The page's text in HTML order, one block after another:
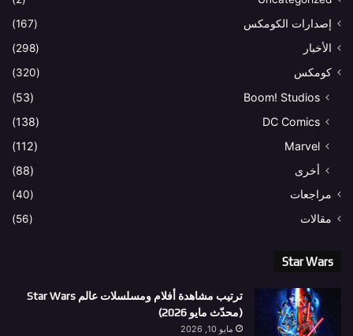
إصدارات الكومكس
(167)
الأخبار
(298)
كومكس
(320)
Boom! Studios
(53)
DC Comics
(138)
Marvel
(112)
أخرى
(88)
مراجعات
(40)
مقالات
(56)
Star Wars
ترتيب مشاهدة أفلام ومسلسلات عالم Star Wars
(محدّث مايو 2026)
مايو 10, 2026